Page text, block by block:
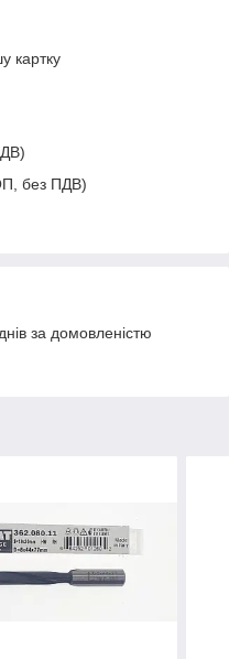
картку
без ПДВ)
за домовленістю